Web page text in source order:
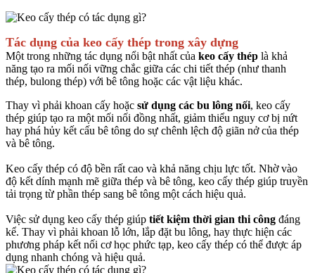
Tác dụng của keo cấy thép trong xây dựng
Một trong những tác dụng nổi bật nhất của keo cấy thép là khả
năng tạo ra mối nối vững chắc giữa các chi tiết thép (như thanh
thép, bulong thép) với bê tông hoặc các vật liệu khác.
Thay vì phải khoan cấy hoặc sử dụng các bu lông nối, keo cấy
thép giúp tạo ra một mối nối đồng nhất, giảm thiểu nguy cơ bị nứt
hay phá hủy kết cấu bê tông do sự chênh lệch độ giãn nở của thép
và bê tông.
Keo cấy thép có độ bền rất cao và khả năng chịu lực tốt. Nhờ vào
độ kết dính mạnh mẽ giữa thép và bê tông, keo cấy thép giúp truyền
tải trọng từ phần thép sang bê tông một cách hiệu quả.
Việc sử dụng keo cấy thép giúp tiết kiệm thời gian thi công đáng
kể. Thay vì phải khoan lỗ lớn, lắp đặt bu lông, hay thực hiện các
phương pháp kết nối cơ học phức tạp, keo cấy thép có thể được áp
dụng nhanh chóng và hiệu quả.